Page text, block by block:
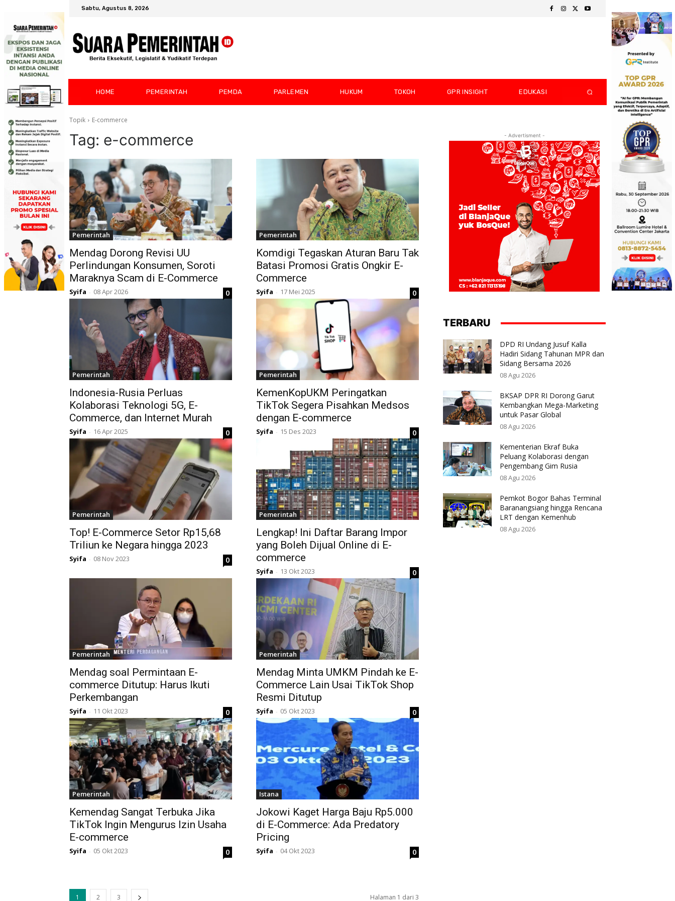
Sabtu, Agustus 8, 2026
HOME PEMERINTAH PEMDA PARLEMEN HUKUM TOKOH GPR INSIGHT EDUKASI
Topik E-commerce
Tag: e-commerce
Pemerintah
Mendag Dorong Revisi UU
Perlindungan Konsumen, Soroti
Maraknya Scam di E-Commerce
Syifa - 08 Apr 2026 0
Pemerintah
Komdigi Tegaskan Aturan Baru Tak
Batasi Promosi Gratis Ongkir E-
Commerce
Syifa - 17 Mei 2025 0
Pemerintah
Indonesia-Rusia Perluas
Kolaborasi Teknologi 5G, E-
Commerce, dan Internet Murah
Syifa - 16 Apr 2025 0
Pemerintah
KemenKopUKM Peringatkan
TikTok Segera Pisahkan Medsos
dengan E-commerce
Syifa - 15 Des 2023 0
Pemerintah
Top! E-Commerce Setor Rp15,68
Triliun ke Negara hingga 2023
Syifa - 08 Nov 2023 0
Pemerintah
Lengkap! Ini Daftar Barang Impor
yang Boleh Dijual Online di E-
commerce
Syifa - 13 Okt 2023 0
Pemerintah
Mendag soal Permintaan E-
commerce Ditutup: Harus Ikuti
Perkembangan
Syifa - 11 Okt 2023 0
Pemerintah
Mendag Minta UMKM Pindah ke E-
Commerce Lain Usai TikTok Shop
Resmi Ditutup
Syifa - 05 Okt 2023 0
Pemerintah
Kemendag Sangat Terbuka Jika
TikTok Ingin Mengurus Izin Usaha
E-commerce
Syifa - 05 Okt 2023 0
Istana
Jokowi Kaget Harga Baju Rp5.000
di E-Commerce: Ada Predatory
Pricing
Syifa - 04 Okt 2023 0
1 2 3 Halaman 1 dari 3
- Advertisment -
TERBARU
DPD RI Undang Jusuf Kalla
Hadiri Sidang Tahunan MPR dan
Sidang Bersama 2026
08 Agu 2026
BKSAP DPR RI Dorong Garut
Kembangkan Mega-Marketing
untuk Pasar Global
08 Agu 2026
Kementerian Ekraf Buka
Peluang Kolaborasi dengan
Pengembang Gim Rusia
08 Agu 2026
Pemkot Bogor Bahas Terminal
Baranangsiang hingga Rencana
LRT dengan Kemenhub
08 Agu 2026